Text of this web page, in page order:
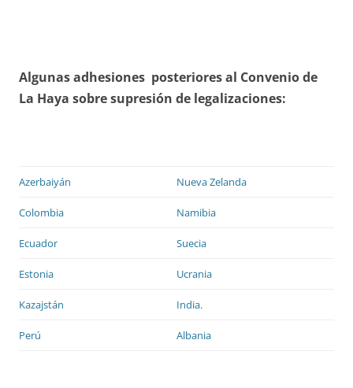
Algunas adhesiones posteriores al Convenio de
La Haya sobre supresión de legalizaciones:
Azerbaiyán Nueva Zelanda
Colombia Namibia
Ecuador Suecia
Estonia Ucrania
Kazajstán India.
Perú Albania